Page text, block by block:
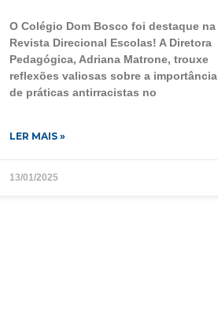
O Colégio Dom Bosco foi destaque na
Revista Direcional Escolas! A Diretora
Pedagógica, Adriana Matrone, trouxe
reflexões valiosas sobre a importância
de práticas antirracistas no
LER MAIS »
13/01/2025